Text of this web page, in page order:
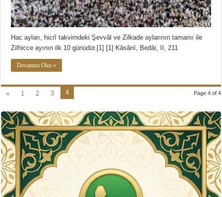
Hac ayları, hicrî takvimdeki Şevvâl ve Zilkade aylarının tamamı ile
Zilhicce ayının ilk 10 günüdür.[1] [1] Kâsânî, Bedâi, II, 211
Devamını Oku »
Page 4 of 4
« 1 2 3 4